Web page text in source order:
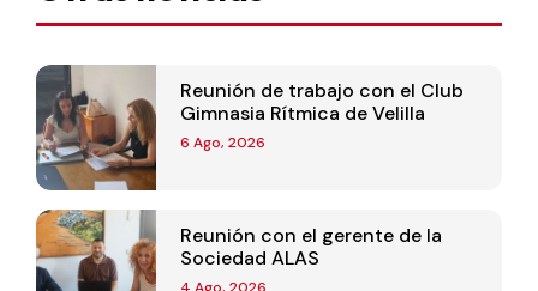
Reunión de trabajo con el Club
Gimnasia Rítmica de Velilla
6 Ago, 2026
Reunión con el gerente de la
Sociedad ALAS